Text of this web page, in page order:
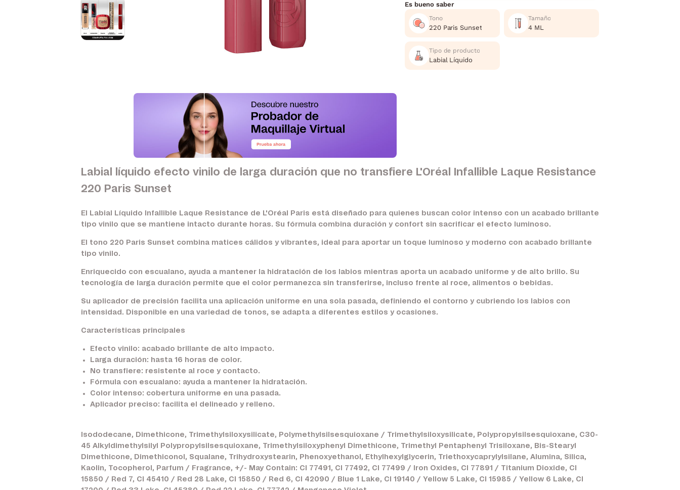
Es bueno saber
Tono
220 Paris Sunset
Tamaño
4 ML
Tipo de producto
Labial Líquido
Labial líquido efecto vinilo de larga duración que no transfiere L'Oréal Infallible Laque Resistance
220 Paris Sunset
El Labial Líquido Infallible Laque Resistance de L'Oréal Paris está diseñado para quienes buscan color intenso con un acabado brillante
tipo vinilo que se mantiene intacto durante horas. Su fórmula combina duración y confort sin sacrificar el efecto luminoso.
El tono 220 Paris Sunset combina matices cálidos y vibrantes, ideal para aportar un toque luminoso y moderno con acabado brillante
tipo vinilo.
Enriquecido con escualano, ayuda a mantener la hidratación de los labios mientras aporta un acabado uniforme y de alto brillo. Su
tecnología de larga duración permite que el color permanezca sin transferirse, incluso frente al roce, alimentos o bebidas.
Su aplicador de precisión facilita una aplicación uniforme en una sola pasada, definiendo el contorno y cubriendo los labios con
intensidad. Disponible en una variedad de tonos, se adapta a diferentes estilos y ocasiones.
Características principales
Efecto vinilo: acabado brillante de alto impacto.
Larga duración: hasta 16 horas de color.
No transfiere: resistente al roce y contacto.
Fórmula con escualano: ayuda a mantener la hidratación.
Color intenso: cobertura uniforme en una pasada.
Aplicador preciso: facilita el delineado y relleno.
Isododecane, Dimethicone, Trimethylsiloxysilicate, Polymethylsilsesquioxane / Trimethylsiloxysilicate, Polypropylsilsesquioxane, C30-
45 Alkyldimethylsilyl Polypropylsilsesquioxane, Trimethylsiloxyphenyl Dimethicone, Trimethyl Pentaphenyl Trisiloxane, Bis-Stearyl
Dimethicone, Dimethiconol, Squalane, Trihydroxystearin, Phenoxyethanol, Ethylhexylglycerin, Triethoxycaprylylsilane, Alumina, Silica,
Kaolin, Tocopherol, Parfum / Fragrance, +/- May Contain: CI 77491, CI 77492, CI 77499 / Iron Oxides, CI 77891 / Titanium Dioxide, CI
15850 / Red 7, CI 45410 / Red 28 Lake, CI 15850 / Red 6, CI 42090 / Blue 1 Lake, CI 19140 / Yellow 5 Lake, CI 15985 / Yellow 6 Lake, CI